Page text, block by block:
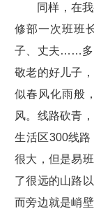
同样，在
修部一次班班
子、丈夫……多
敬老的好儿子
似春风化雨般
风。线路砍青
生活区300线
很大，但是易
了很远的山路
而旁边就是峭